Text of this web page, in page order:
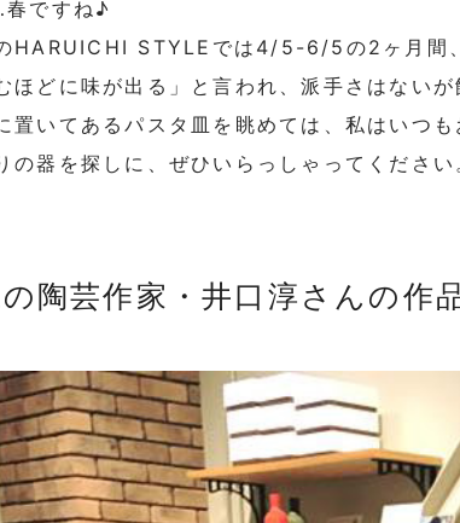
ですね♪
HARUICHI STYLEでは4/5-6/5の2ヶ月間
ほどに味が出る」と言われ、派手さはない
置いてあるパスタ皿を眺めては、私はいつ
の器を探しに、ぜひいらっしゃってください
陶芸作家・井口淳さんの作